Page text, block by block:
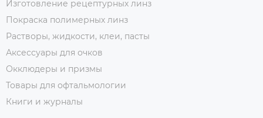
Изготовление рецептурных линз
Покраска полимерных линз
Растворы, жидкости, клеи, пасты
Аксессуары для очков
Окклюдеры и призмы
Товары для офтальмологии
Книги и журналы